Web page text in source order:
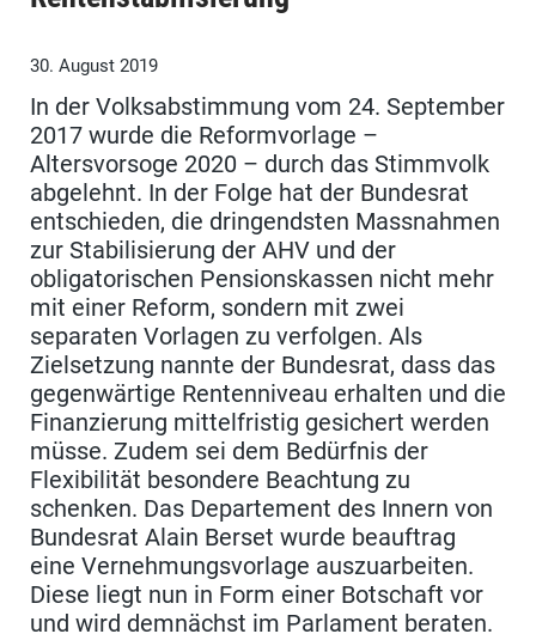
30. August 2019
In der Volksabstimmung vom 24. September
2017 wurde die Reformvorlage –
Altersvorsoge 2020 – durch das Stimmvolk
abgelehnt. In der Folge hat der Bundesrat
entschieden, die dringendsten Massnahmen
zur Stabilisierung der AHV und der
obligatorischen Pensionskassen nicht mehr
mit einer Reform, sondern mit zwei
separaten Vorlagen zu verfolgen. Als
Zielsetzung nannte der Bundesrat, dass das
gegenwärtige Rentenniveau erhalten und die
Finanzierung mittelfristig gesichert werden
müsse. Zudem sei dem Bedürfnis der
Flexibilität besondere Beachtung zu
schenken. Das Departement des Innern von
Bundesrat Alain Berset wurde beauftrag
eine Vernehmungsvorlage auszuarbeiten.
Diese liegt nun in Form einer Botschaft vor
und wird demnächst im Parlament beraten.